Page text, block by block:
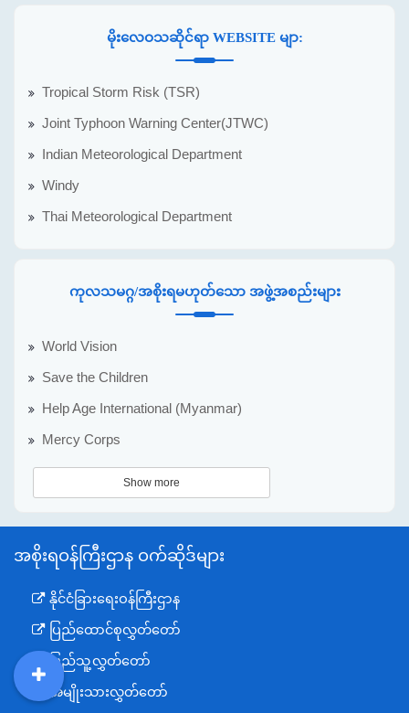
မိုးလေဝသဆိုင်ရာ WEBSITE မျာ:
Tropical Storm Risk (TSR)
Joint Typhoon Warning Center(JTWC)
Indian Meteorological Department
Windy
Thai Meteorological Department
ကုလသမဂ္ဂ/အစိုးရမဟုတ်သော အဖွဲ့အစည်းများ
World Vision
Save the Children
Help Age International (Myanmar)
Mercy Corps
Show more
အစိုးရဝန်ကြီးဌာန ဝက်ဆိုဒ်များ
နိုင်ငံခြားရေးဝန်ကြီးဌာန
ပြည်ထောင်စုလွှတ်တော်
ပြည်သူ့လွှတ်တော်
အမျိုးသားလွှတ်တော်
DDM